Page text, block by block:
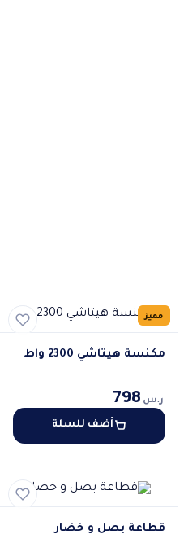
مميز
مكنسة هيتاشي 2300 واط
ر.س 798
أضف للسلة
قطاعة بصل و خضار